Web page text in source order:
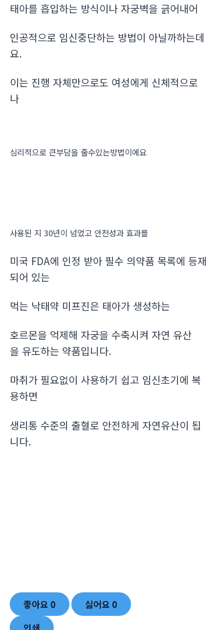
태아를 흡입하는 방식이나 자궁벽을 긁어내어
인공적으로 임신중단하는 방법이 아닐까하는데
요.
이는 진행 자체만으로도 여성에게 신체적으로
나
심리적으로 큰부담을 줄수있는방법이에요
사용된 지 30년이 넘었고 안전성과 효과를
미국 FDA에 인정 받아 필수 의약품 목록에 등재
되어 있는
먹는 낙태약 미프진은 태아가 생성하는
호르몬을 억제해 자궁을 수축시켜 자연 유산
을 유도하는 약품입니다.
마취가 필요없이 사용하기 쉽고 임신초기에 복
용하면
생리통 수준의 출혈로 안전하게 자연유산이 됩
니다.
좋아요 0 싫어요 0